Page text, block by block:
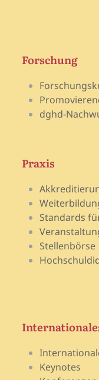
Forschung
dghd-
Praxis
Standards
Stellenbörse
Keynotes